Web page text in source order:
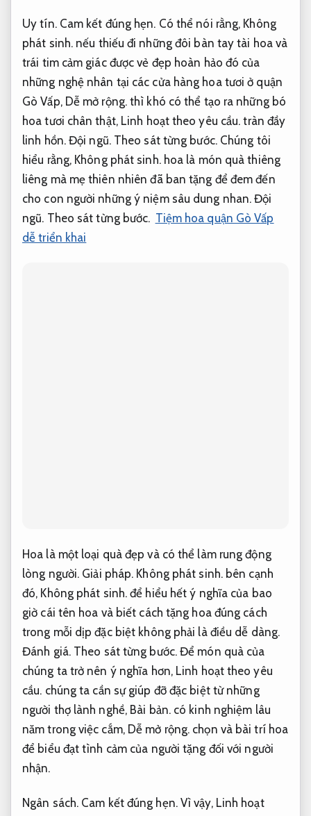
Uy tín. Cam kết đúng hẹn. Có thể nói rằng, Không
phát sinh. nếu thiếu đi những đôi bàn tay tài hoa và
trái tim cảm giác được vẻ đẹp hoàn hảo đó của
những nghệ nhân tại các cửa hàng hoa tươi ở quận
Gò Vấp, Dễ mở rộng.thì khó có thể tạo ra những bó
hoa tươi chân thật, Linh hoạt theo yêu cầu. tràn đầy
linh hồn. Đội ngũ. Theo sát từng bước.Chúng tôi
hiểu rằng, Không phát sinh.hoa là món quà thiêng
liêng mà mẹ thiên nhiên đã ban tặng để đem đến
cho con người những ý niệm sâu dung nhan.Đội
ngũ. Theo sát từng bước. Tiệm hoa quận Gò Vấp
dễ triển khai
Hoa là một loại quà đẹp và có thể làm rung động
lòng người. Giải pháp. Không phát sinh.bên cạnh
đó, Không phát sinh. để hiểu hết ý nghĩa của bao
giờ cái tên hoa và biết cách tặng hoa đúng cách
trong mỗi dịp đặc biệt không phải là điều dễ dàng.
Đánh giá. Theo sát từng bước.Để món quà của
chúng ta trở nên ý nghĩa hơn, Linh hoạt theo yêu
cầu. chúng ta cần sự giúp đỡ đặc biệt từ những
người thợ lành nghề, Bài bản.có kinh nghiệm lâu
năm trong việc cắm, Dễ mở rộng. chọn và bài trí hoa
để biểu đạt tình cảm của người tặng đối với người
nhận.
Ngân sách. Cam kết đúng hẹn.Vì vậy, Linh hoạt